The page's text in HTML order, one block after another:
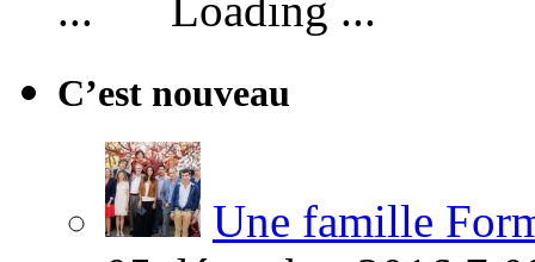
C’est nouveau
Une famille